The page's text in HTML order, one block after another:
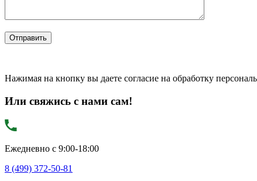
Нажимая на кнопку вы даете согласие на обработку
Или свяжись с нами сам!
Ежедневно с 9:00-18:00
8 (499) 372-50-81